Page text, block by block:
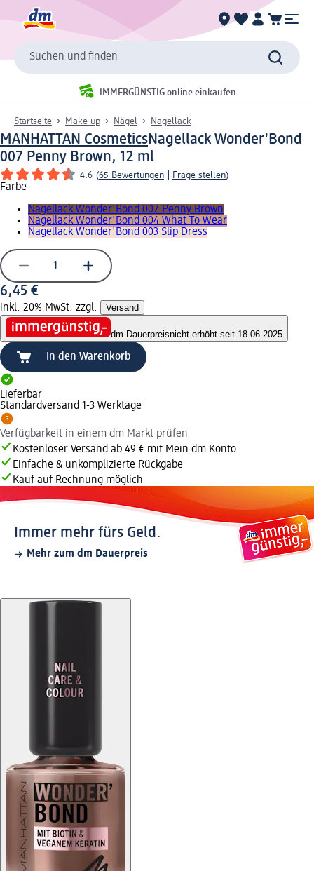
Suchen und finden
IMMERGÜNSTIG online einkaufen
Startseite Make-up Nägel Nagellack
MANHATTAN CosmeticsNagellack Wonder'Bond
007 Penny Brown, 12 ml
4.6 (65 Bewertungen Frage stellen)
Farbe
Nagellack Wonder'Bond 007 Penny Brown
Nagellack Wonder'Bond 004 What To Wear
Nagellack Wonder'Bond 003 Slip Dress
6,45 €
inkl. 20% MwSt. zzgl. Versand
dm Dauerpreisnicht erhöht seit 18.06.2025
In den Warenkorb
Lieferbar
Standardversand 1-3 Werktage
Verfügbarkeit in einem dm Markt prüfen
Kostenloser Versand ab 49 € mit Mein dm Konto
Einfache & unkomplizierte Rückgabe
Kauf auf Rechnung möglich
Immer mehr fürs Geld.
Mehr zum dm Dauerpreis